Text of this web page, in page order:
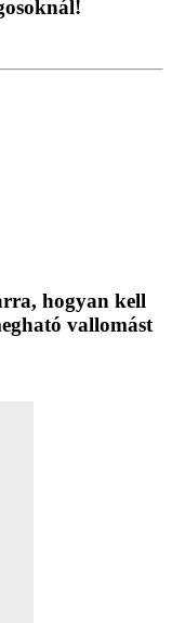
hogyan kell
vallomást